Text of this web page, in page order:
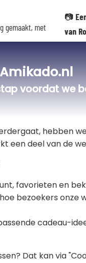
gemaakt, met
30x30 cm of
📷
van
De
retro
Onze
AI
Als er
📬
voordat we
hebben
een deel van de
favorieten en
bezoekers onze
cadeau-
Dat kan via